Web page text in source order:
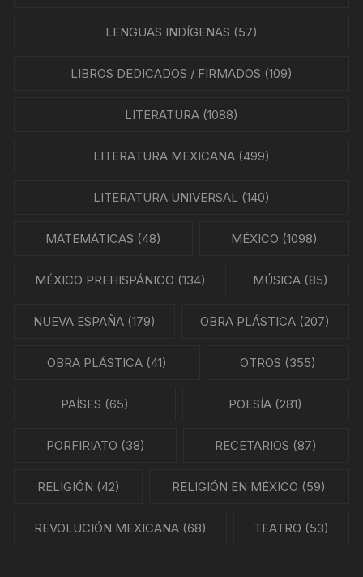
LENGUAS INDÍGENAS (57)
LIBROS DEDICADOS / FIRMADOS (109)
LITERATURA(1088)
LITERATURA MEXICANA(499)
LITERATURA UNIVERSAL (140)
MATEMÁTICAS (48) MÉXICO (1098)
MÉXICO PREHISPÁNICO (134) MÚSICA (85)
NUEVA ESPAÑA(179) OBRA PLÁSTICA (207)
OBRA PLÁSTICA (41) OTROS (355)
PAÍSES (65) POESÍA (281)
PORFIRIATO (38) RECETARIOS (87)
RELIGIÓN (42) RELIGIÓN EN MÉXICO (59)
REVOLUCIÓN MEXICANA (68) TEATRO (53)